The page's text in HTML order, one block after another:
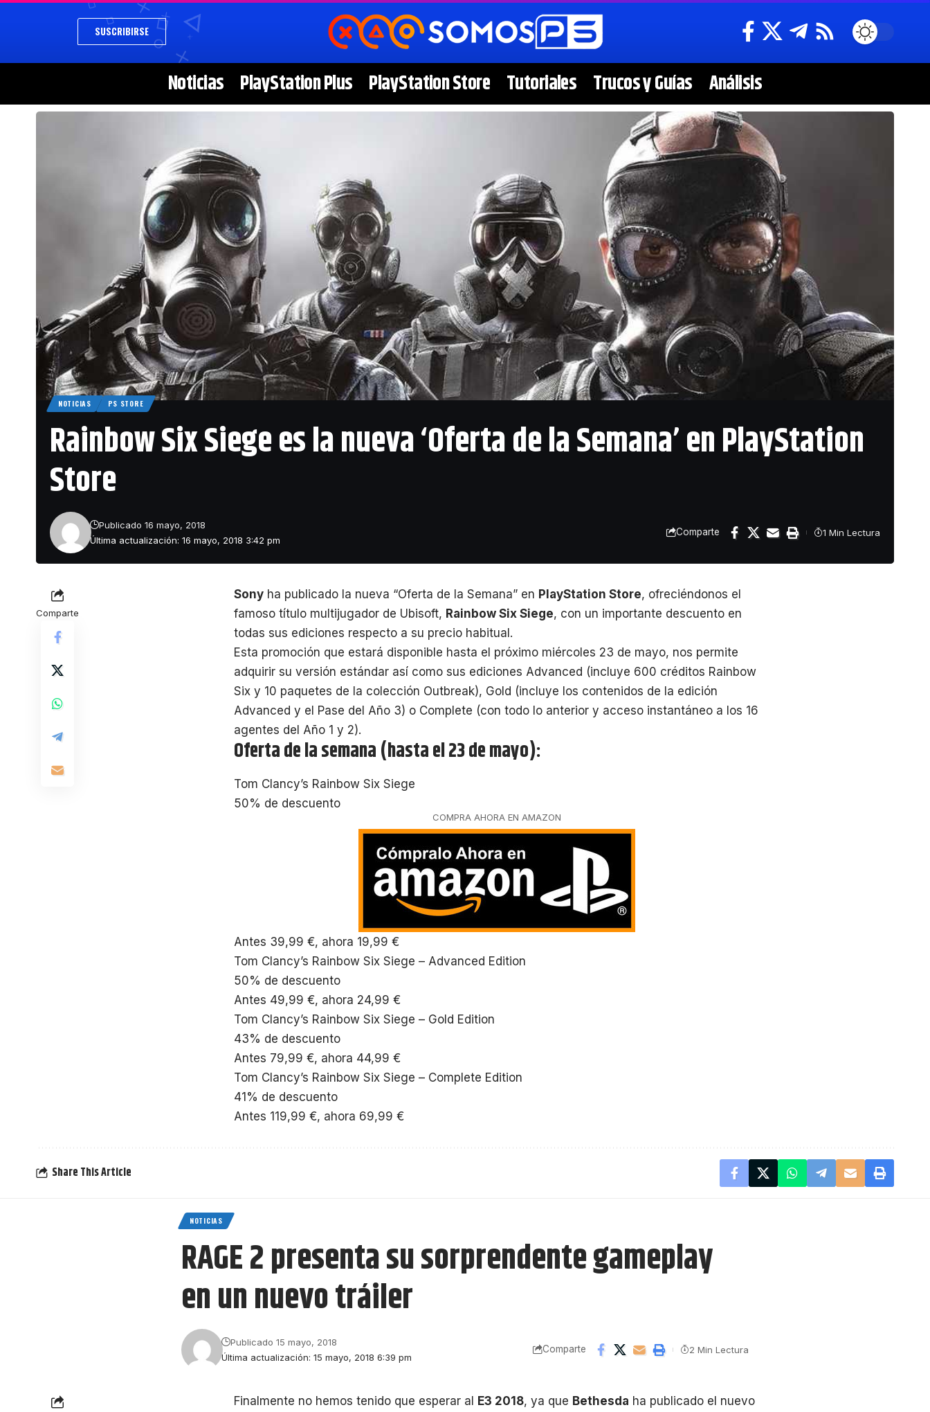
SUSCRIBIRSE
Noticias PlayStation Plus PlayStation Store Tutoriales Trucos y Guías Análisis
NOTICIAS PS STORE
Rainbow Six Siege es la nueva ‘Oferta de la Semana’ en PlayStation
Store
Última actualización: 16 mayo, 2018 3:42 pm
Publicado 16 mayo, 2018
Comparte 1 Min Lectura
Comparte
Sony ha publicado la nueva “Oferta de la Semana” en PlayStation Store, ofreciéndonos el
famoso título multijugador de Ubisoft, Rainbow Six Siege, con un importante descuento en
todas sus ediciones respecto a su precio habitual.
Esta promoción que estará disponible hasta el próximo miércoles 23 de mayo, nos permite
adquirir su versión estándar así como sus ediciones Advanced (incluye 600 créditos Rainbow
Six y 10 paquetes de la colección Outbreak), Gold (incluye los contenidos de la edición
Advanced y el Pase del Año 3) o Complete (con todo lo anterior y acceso instantáneo a los 16
agentes del Año 1 y 2).
Oferta de la semana (hasta el 23 de mayo):
Tom Clancy’s Rainbow Six Siege
50% de descuento
COMPRA AHORA EN AMAZON
Antes 39,99 €, ahora 19,99 €
Tom Clancy’s Rainbow Six Siege – Advanced Edition
50% de descuento
Antes 49,99 €, ahora 24,99 €
Tom Clancy’s Rainbow Six Siege – Gold Edition
43% de descuento
Antes 79,99 €, ahora 44,99 €
Tom Clancy’s Rainbow Six Siege – Complete Edition
41% de descuento
Antes 119,99 €, ahora 69,99 €
Share This Article
NOTICIAS
RAGE 2 presenta su sorprendente gameplay
en un nuevo tráiler
Última actualización: 15 mayo, 2018 6:39 pm
Publicado 15 mayo, 2018
Comparte 2 Min Lectura
Finalmente no hemos tenido que esperar al E3 2018, ya que Bethesda ha publicado el nuevo